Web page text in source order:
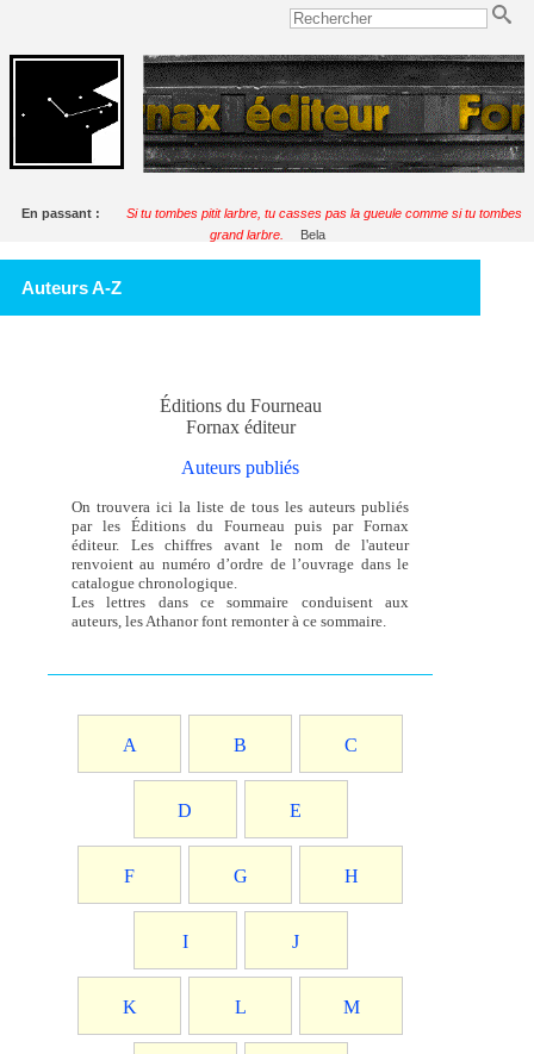
En passant :
Si tu tombes pitit larbre, tu casses pas la gueule comme si tu tombes
grand larbre.
Bela
Auteurs A-Z
Éditions du Fourneau
Fornax éditeur
Auteurs publiés
On trouvera ici la liste de tous les auteurs publiés
par les Éditions du Fourneau puis par Fornax
éditeur. Les chiffres avant le nom de l'auteur
renvoient au numéro d’ordre de l’ouvrage dans le
catalogue chronologique.
Les lettres dans ce sommaire conduisent aux
auteurs, les Athanor font remonter à ce sommaire.
A B C
D E
F G H
I J
K L M